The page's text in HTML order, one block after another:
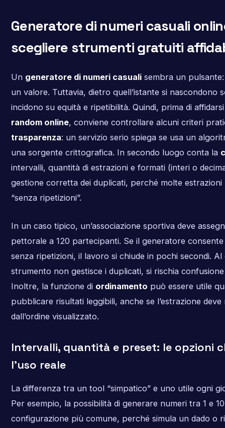
Generatore di numeri casuali
scegliere strumenti gratuiti
Un generatore di numeri casualisembra un
un valore. Tuttavia, dietro quell’istante si nascondono
incidono su equità e ripetibilità. Quindi, prima di
random online, conviene controllare alcuni criteri
trasparenza: un servizio serio spiega se usa un
una sorgente crittografica. In secondo luogo conta la
intervalli, quantità di estrazioni e formati (interi o
gestione corretta dei duplicati, perché molte estrazioni
“senza ripetizioni”.
In un caso tipico, un’associazione sportiva deve
pettorale a 120 partecipanti. Se il generatore
senza ripetizioni, il lavoro si chiude in pochi secondi.
strumento non gestisce i duplicati, si rischia
Inoltre, la funzione di ordinamento può essere utile
pubblicare risultati leggibili, anche se l’estrazione
dall’ordine visualizzato.
Intervalli, quantità e preset: le opzioni
l’uso reale
La differenza tra un tool “simpatico” e uno utile ogni
Per esempio, la possibilità di generare numeri tra 1 e
configurazione più comune, perché simula un dado o